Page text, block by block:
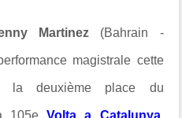
Martinez(Bahrain -
magistrale cette
la deuxième place du
105eVolta a Catalunya.